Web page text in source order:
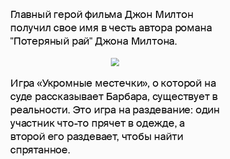
Главный герой фильма Джон Милтон
получил свое имя в честь автора романа
"Потеряный рай" Джона Милтона.
Игра «Укромные местечки», о которой на
суде рассказывает Барбара, существует в
реальности. Это игра на раздевание: один
участник что-то прячет в одежде, а
второй его раздевает, чтобы найти
спрятанное.